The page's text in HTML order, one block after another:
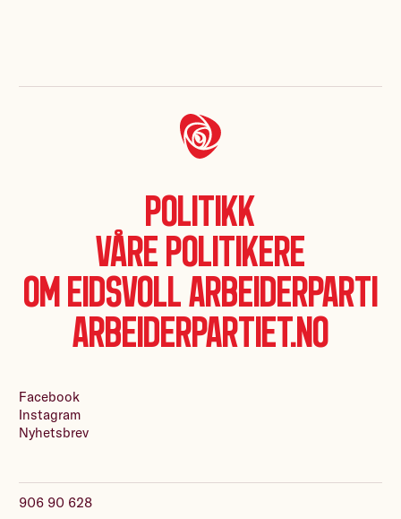
Politikk
Våre politikere
Om Eidsvoll Arbeiderparti
Arbeiderpartiet.no
906 90 628
Facebook
Instagram
Nyhetsbrev